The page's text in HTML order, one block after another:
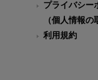
プライバシー
（個人情報の
利用規約